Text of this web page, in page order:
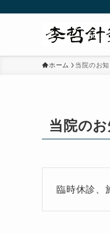
ホーム 当院のお
当院の
臨時休診、